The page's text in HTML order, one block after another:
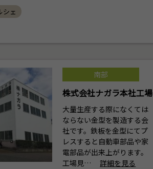
シェ
南部
株式会社ナガラ本社工場
大量生産する際になくては
ならない金型を製造する会
社です。鉄板を金型にてプ
レスすると自動車部品や家
電部品が出来上がります。
工場見…
詳細を見る